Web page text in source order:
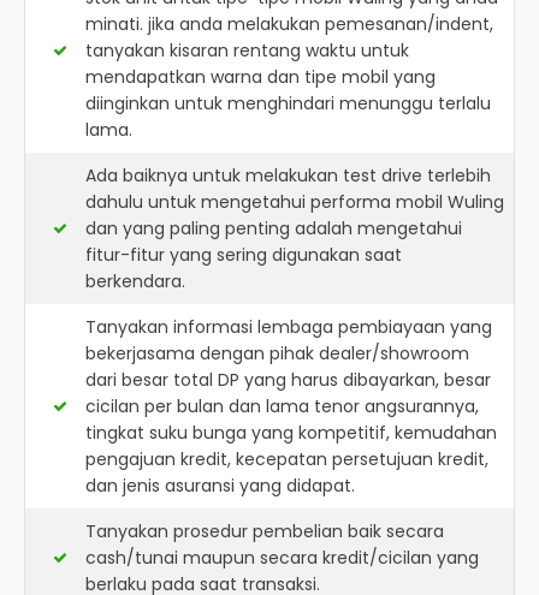
minati. jika anda melakukan pemesanan/indent,
tanyakan kisaran rentang waktu untuk
mendapatkan warna dan tipe mobil yang
diinginkan untuk menghindari menunggu terlalu
lama.
Ada baiknya untuk melakukan test drive terlebih
dahulu untuk mengetahui performa mobil Wuling
dan yang paling penting adalah mengetahui
fitur-fitur yang sering digunakan saat
berkendara.
Tanyakan informasi lembaga pembiayaan yang
bekerjasama dengan pihak dealer/showroom
dari besar total DP yang harus dibayarkan, besar
cicilan per bulan dan lama tenor angsurannya,
tingkat suku bunga yang kompetitif, kemudahan
pengajuan kredit, kecepatan persetujuan kredit,
dan jenis asuransi yang didapat.
Tanyakan prosedur pembelian baik secara
cash/tunai maupun secara kredit/cicilan yang
berlaku pada saat transaksi.